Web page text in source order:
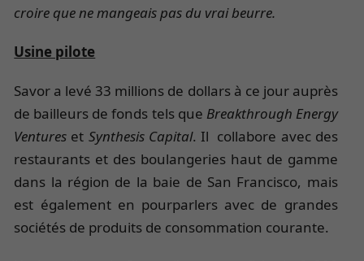
croire que ne mangeais pas du vrai beurre.
Usine pilote
Savor a levé 33 millions de dollars à ce jour auprès
de bailleurs de fonds tels que Breakthrough Energy
Ventures et Synthesis Capital. Il collabore avec des
restaurants et des boulangeries haut de gamme
dans la région de la baie de San Francisco, mais
est également en pourparlers avec de grandes
sociétés de produits de consommation courante.